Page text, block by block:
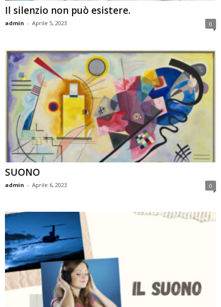
Il silenzio non può esistere.
admin - Aprile 5, 2023 0
SUONO
admin - Aprile 6, 2023 0